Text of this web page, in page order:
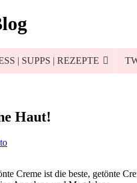
| SUPPS | REZEPTE
Haut!